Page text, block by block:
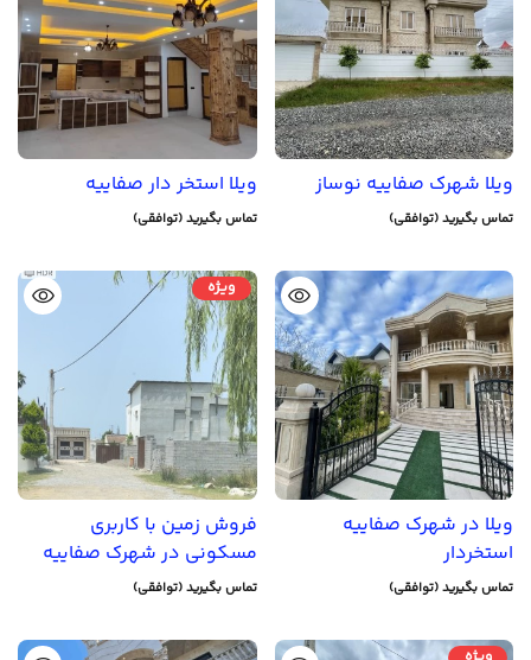
ویلا شهرک صفاییه نوساز
تماس بگیرید (توافقی)
ویلا استخر دار صفاییه
تماس بگیرید (توافقی)
ویلا در شهرک صفاییه
استخردار
تماس بگیرید (توافقی)
ویژه
فروش زمین با کاربری
مسکونی در شهرک صفاییه
تماس بگیرید (توافقی)